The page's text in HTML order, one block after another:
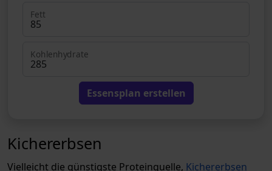
Fett
Kohlenhydrate
Essensplan erstellen
Kichererbsen
Vielleicht die günstigste Proteinquelle, Kichererbsen